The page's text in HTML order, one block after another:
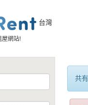
台灣
屋網站!
共有